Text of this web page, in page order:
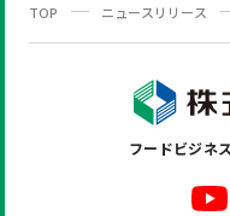
TOP ニュースリリース
フードビジネ